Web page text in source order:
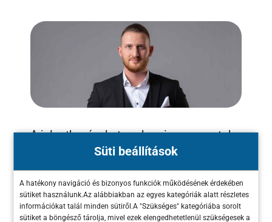
Süti beállítások
A hatékony navigáció és bizonyos funkciók működésének érdekében
sütiket használunk.Az alábbiakban az egyes kategóriák alatt részletes
információkat talál minden sütiről.A "Szükséges" kategóriába sorolt
sütiket a böngésző tárolja, mivel ezek elengedhetetlenül szükségesek a
A jelentkezéseket szakmai szempontok
alapján bíráljuk el. Nem sorsolunk,
hanem választunk: a legütősebb vízióval
rendelkező cégeket keressük. A
kiválasztottakat a rendezvény után